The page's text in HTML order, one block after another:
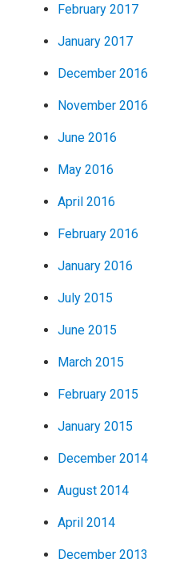
February 2017
January 2017
December 2016
November 2016
June 2016
May 2016
April 2016
February 2016
January 2016
July 2015
June 2015
March 2015
February 2015
January 2015
December 2014
August 2014
April 2014
December 2013